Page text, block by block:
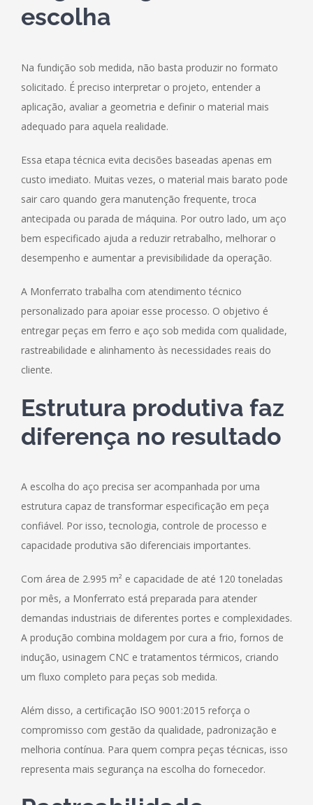
escolha
Na fundição sob medida, não basta produzir no formato
solicitado. É preciso interpretar o projeto, entender a
aplicação, avaliar a geometria e definir o material mais
adequado para aquela realidade.
Essa etapa técnica evita decisões baseadas apenas em
custo imediato. Muitas vezes, o material mais barato pode
sair caro quando gera manutenção frequente, troca
antecipada ou parada de máquina. Por outro lado, um aço
bem especificado ajuda a reduzir retrabalho, melhorar o
desempenho e aumentar a previsibilidade da operação.
A Monferrato trabalha com atendimento técnico
personalizado para apoiar esse processo. O objetivo é
entregar peças em ferro e aço sob medida com qualidade,
rastreabilidade e alinhamento às necessidades reais do
cliente.
Estrutura produtiva faz
diferença no resultado
A escolha do aço precisa ser acompanhada por uma
estrutura capaz de transformar especificação em peça
confiável. Por isso, tecnologia, controle de processo e
capacidade produtiva são diferenciais importantes.
Com área de 2.995 m² e capacidade de até 120 toneladas
por mês, a Monferrato está preparada para atender
demandas industriais de diferentes portes e complexidades.
A produção combina moldagem por cura a frio, fornos de
indução, usinagem CNC e tratamentos térmicos, criando
um fluxo completo para peças sob medida.
Além disso, a certificação ISO 9001:2015 reforça o
compromisso com gestão da qualidade, padronização e
melhoria contínua. Para quem compra peças técnicas, isso
representa mais segurança na escolha do fornecedor.